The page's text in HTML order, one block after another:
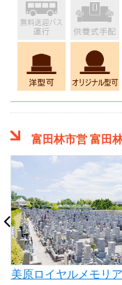
富田林市営 富田
美原ロイヤルメモリ